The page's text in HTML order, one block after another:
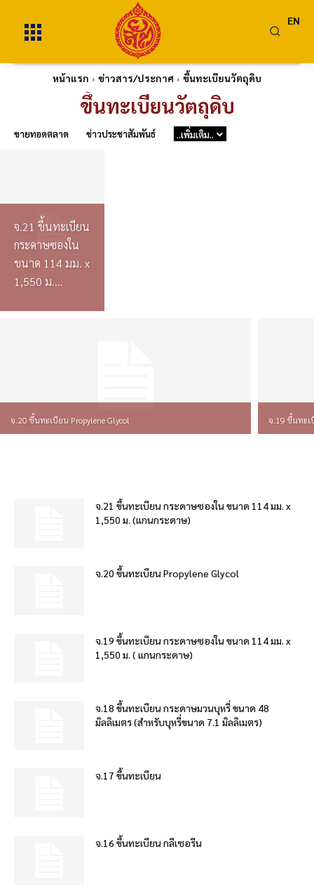
EN
หน้าแรก ข่าวสาร/ประกาศ ขึ้นทะเบียนวัตถุดิบ
ขึ้นทะเบียนวัตถุดิบ
ขายทอดตลาด ข่าวประชาสัมพันธ์ ..เพิ่มเติม..
จ.21 ขึ้นทะเบียน
กระดาษซองใน
ขนาด 114 มม. x
1,550 ม....
จ.20 ขึ้นทะเบียน Propylene Glycol จ.19 ขึ้นทะเ
จ.21 ขึ้นทะเบียน กระดาษซองใน ขนาด 114 มม. x
1,550 ม. (แกนกระดาษ)
จ.20 ขึ้นทะเบียน Propylene Glycol
จ.19 ขึ้นทะเบียน กระดาษซองใน ขนาด 114 มม. x
1,550 ม. ( แกนกระดาษ)
จ.18 ขึ้นทะเบียน กระดาษมวนบุหรี่ ขนาด 48
มิลลิเมตร (สำหรับบุหรี่ขนาด 7.1 มิลลิเมตร)
จ.17 ขึ้นทะเบียน
จ.16 ขึ้นทะเบียน กลีเซอรีน